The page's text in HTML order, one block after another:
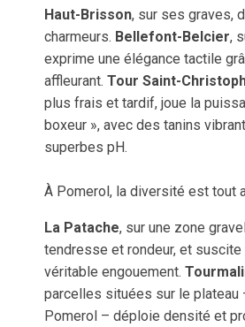
Haut-Brisson, sur ses graves,
charmeurs. Bellefont-Belcier,
exprime une élégance tactile
affleurant. Tour Saint-
plus frais et tardif, joue la
boxeur », avec des tanins
superbes pH.
À Pomerol, la diversité est tout
La Patache, sur une zone
tendresse et rondeur, et suscite
véritable engouement.
parcelles situées sur le plateau
Pomerol – déploie densité et